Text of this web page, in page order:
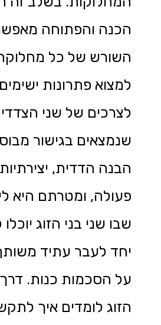
הכנה והפתוחה
השורש של כל
למצוא פתרונות
לצרכים של שני
שנמצאים בגישור
הבנה הדדית,
פעולה, ומטרתם היא
שבו שני בני הזוג
יחד לעבר עתיד
על הסכמות כנות.
הזוג לומדים איך